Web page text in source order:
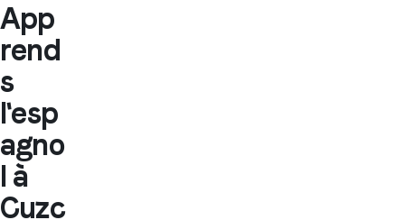
App
rend
s
l'esp
agno
l à
Cuzc